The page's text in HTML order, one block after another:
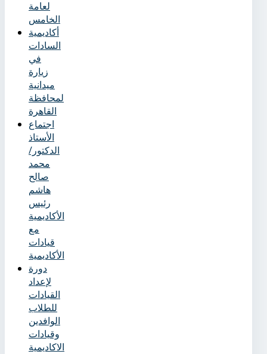
لعامة
الخامس
أكاديمية
السادات
في
زيارة
ميدانية
لمحافظة
القاهرة
اجتماع
الأستاذ
الدكتور/
محمد
صالح
هاشم
رئيس
الأكاديمية
مع
قيادات
الأكاديمية
دورة
لإعداد
القيادات
للطلاب
الوافدين
وقيادات
الاكاديمية